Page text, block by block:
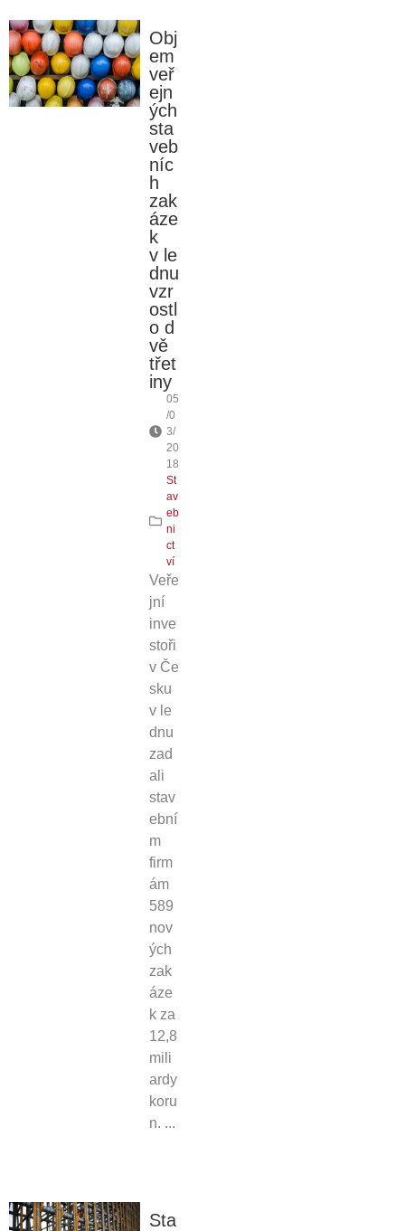
Obj
em
veř
ejn
ých
sta
veb
níc
h
zak
áze
k
v le
dnu
vzr
ostl
o d
vě
třet
iny
05
/0
3/
20
18
St
av
eb
ni
ct
ví
Veře
jní
inve
stoři
v Če
sku
v le
dnu
zad
ali
stav
ební
m
firm
ám
589
nov
ých
zak
áze
k za
12,8
mili
ardy
koru
n. ...
Sta